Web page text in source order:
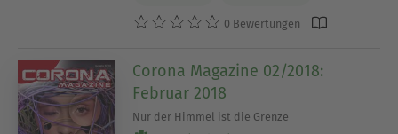
0 Bewertungen
Corona Magazine 02/2018:
Februar 2018
Nur der Himmel ist die Grenze